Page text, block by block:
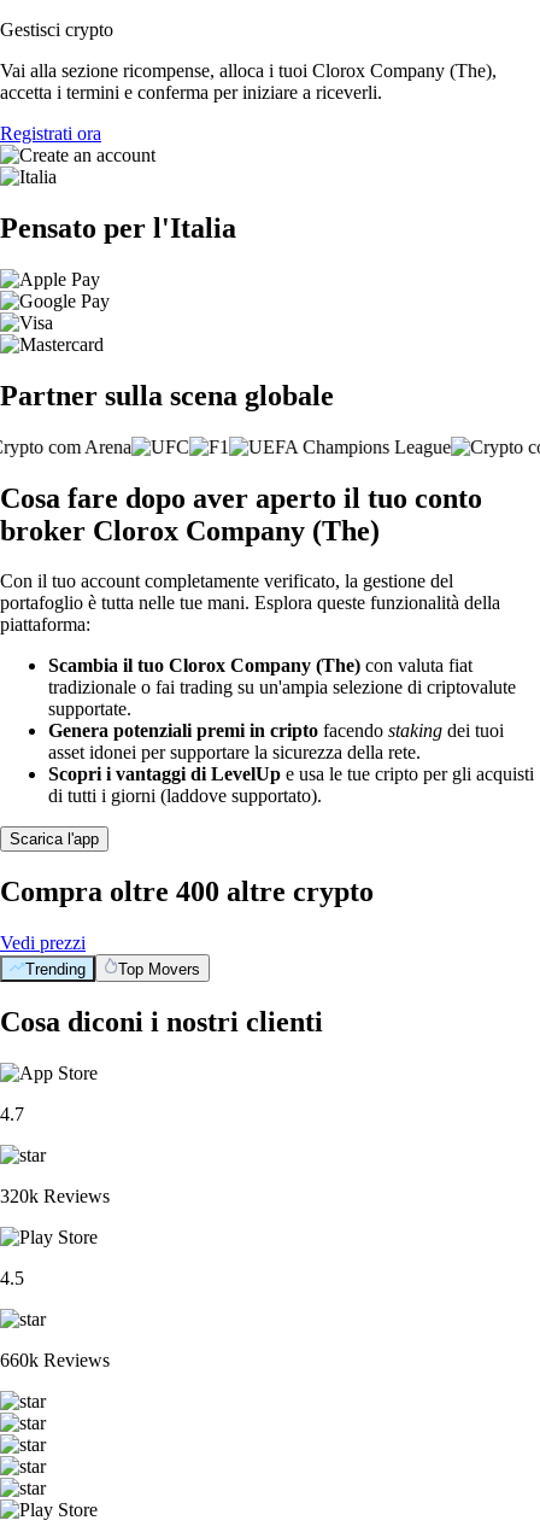
Gestisci crypto
Vai alla sezione ricompense, alloca i tuoi Clorox Company (The),
accetta i termini e conferma per iniziare a riceverli.
Registrati ora
Pensato per l'Italia
Partner sulla scena globale
Cosa fare dopo aver aperto il tuo conto
broker Clorox Company (The)
Con il tuo account completamente verificato, la gestione del
portafoglio è tutta nelle tue mani. Esplora queste funzionalità della
piattaforma:
Scambia il tuo Clorox Company (The) con valuta fiat
tradizionale o fai trading su un'ampia selezione di criptovalute
supportate.
Genera potenziali premi in cripto facendo staking dei tuoi
asset idonei per supportare la sicurezza della rete.
Scopri i vantaggi di LevelUp e usa le tue cripto per gli acquisti
di tutti i giorni (laddove supportato).
Scarica l'app
Compra oltre 400 altre crypto
Vedi prezzi
Trending Top Movers
Cosa diconi i nostri clienti
4.7
320k Reviews
4.5
660k Reviews